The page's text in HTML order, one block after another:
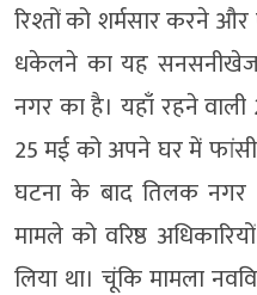
रिश्तों को शर्मसार करने
धकेलने का यह
नगर का है। यहाँ रहने
25 मई को अपने घर में
घटना के बाद तिलक नगर
मामले को वरिष्ठ
लिया था। चूंकि मामला